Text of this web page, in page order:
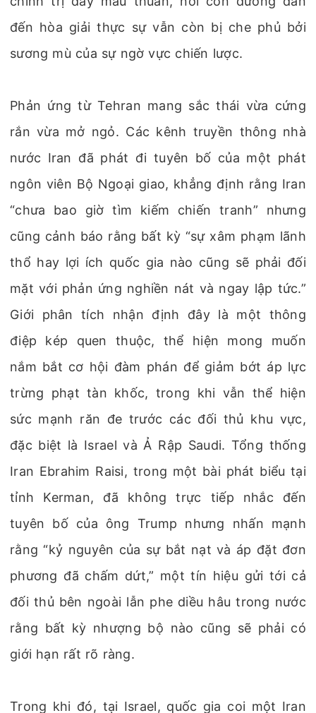
đến hòa giải thực sự vẫn còn bị che phủ bởi
sương mù của sự ngờ vực chiến lược.
Phản ứng từ Tehran mang sắc thái vừa cứng
rắn vừa mở ngỏ. Các kênh truyền thông nhà
nước Iran đã phát đi tuyên bố của một phát
ngôn viên Bộ Ngoại giao, khẳng định rằng Iran
“chưa bao giờ tìm kiếm chiến tranh” nhưng
cũng cảnh báo rằng bất kỳ “sự xâm phạm lãnh
thổ hay lợi ích quốc gia nào cũng sẽ phải đối
mặt với phản ứng nghiền nát và ngay lập tức.”
Giới phân tích nhận định đây là một thông
điệp kép quen thuộc, thể hiện mong muốn
nắm bắt cơ hội đàm phán để giảm bớt áp lực
trừng phạt tàn khốc, trong khi vẫn thể hiện
sức mạnh răn đe trước các đối thủ khu vực,
đặc biệt là Israel và Ả Rập Saudi. Tổng thống
Iran Ebrahim Raisi, trong một bài phát biểu tại
tỉnh Kerman, đã không trực tiếp nhắc đến
tuyên bố của ông Trump nhưng nhấn mạnh
rằng “kỷ nguyên của sự bắt nạt và áp đặt đơn
phương đã chấm dứt,” một tín hiệu gửi tới cả
đối thủ bên ngoài lẫn phe diều hâu trong nước
rằng bất kỳ nhượng bộ nào cũng sẽ phải có
giới hạn rất rõ ràng.
Trong khi đó, tại Israel, quốc gia coi một Iran